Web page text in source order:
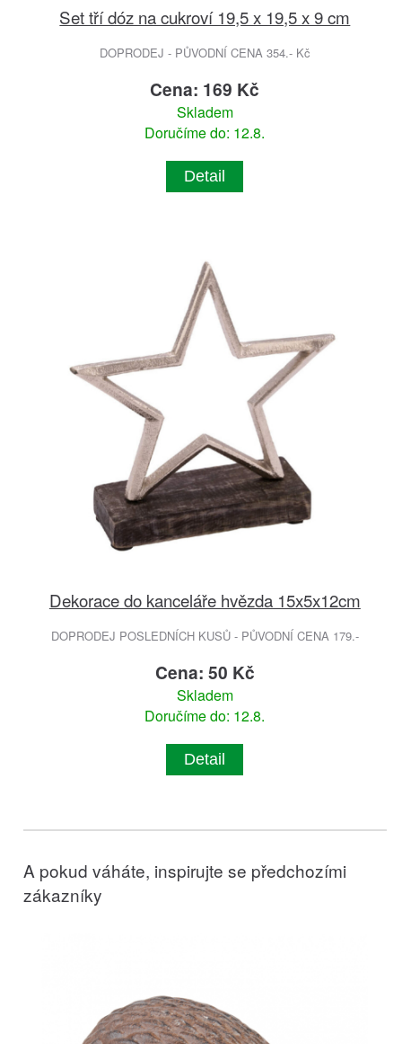
Set tří dóz na cukroví 19,5 x 19,5 x 9 cm
DOPRODEJ - PŮVODNÍ CENA 354.- Kč
Cena: 169 Kč
Skladem
Doručíme do: 12.8.
Detail
Dekorace do kanceláře hvězda 15x5x12cm
DOPRODEJ POSLEDNÍCH KUSŮ - PŮVODNÍ CENA 179.-
Cena: 50 Kč
Skladem
Doručíme do: 12.8.
Detail
A pokud váháte, inspirujte se předchozími
zákazníky